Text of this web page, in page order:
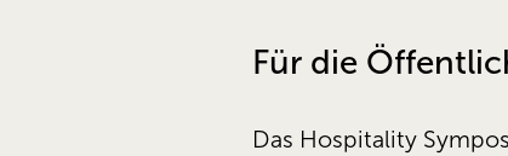
Für die
Das Hospitality